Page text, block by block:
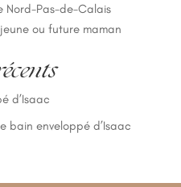
Nord-Pas-de-Calais
ou future maman
d’Isaac
bain enveloppé d’Isaac